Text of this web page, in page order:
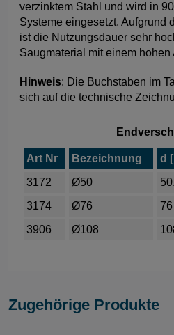
verzinktem Stahl und wird in
Systeme eingesetzt. Aufgrund
ist die Nutzungsdauer sehr
Saugmaterial mit einem hohen
Hinweis: Die Buchstaben im
sich auf die technische
Art Nr Bezeichnung d
3172
Ø50
3174
Ø76 76
3906
Ø108
Zugehörige Produkte